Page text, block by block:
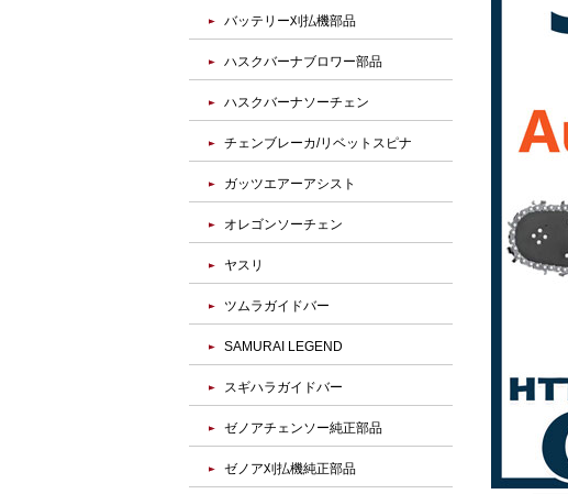
バッテリー刈払機部品
ハスクバーナブロワー部品
ハスクバーナソーチェン
チェンブレーカ/リベットスピナ
ガッツエアーアシスト
オレゴンソーチェン
ヤスリ
ツムラガイドバー
SAMURAI LEGEND
スギハラガイドバー
ゼノアチェンソー純正部品
ゼノア刈払機純正部品